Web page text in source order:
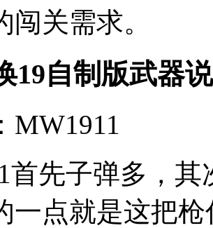
闯关需求。
19自制版武器
MW1911
首先子弹多，
一点就是这把